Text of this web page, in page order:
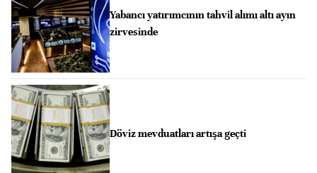
Yabancı yatırımcının tahvil alımı altı ayın
zirvesinde
Döviz mevduatları artışa geçti